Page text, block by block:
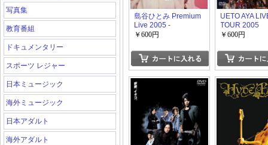
写真集
教育番組
ドキュメンタリー
スポーツ レジャー
日本ミュージック
海外ミュージック
日本アダルト
海外アダルト
島谷ひとみ Premium
Live 2005 -
Heart&Symphony&More-
￥600円
UETO AYA
TOUR 2005
￥600円